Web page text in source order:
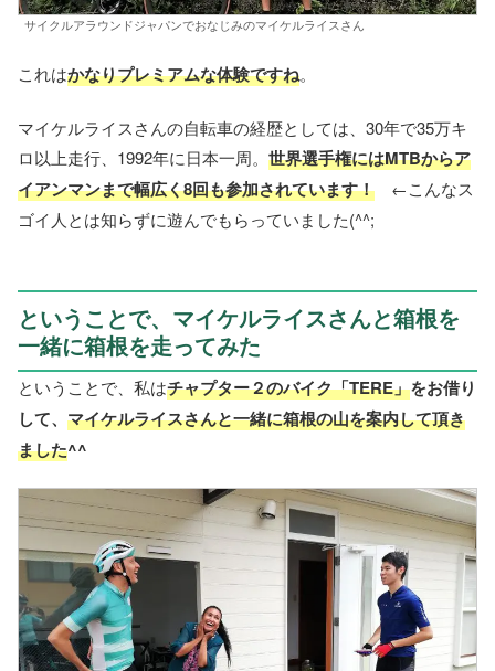
サイクルアラウンドジャパンでおなじみのマイケルライスさん
これはかなりプレミアムな体験ですね。
マイケルライスさんの自転車の経歴としては、30年で35万キ
ロ以上走行、1992年に日本一周。 世界選手権にはMTBからア
イアンマンまで幅広く8回も参加されています！ ←こんなス
ゴイ人とは知らずに遊んでもらっていました(^^;
ということで、マイケルライスさんと箱根を
一緒に箱根を走ってみた
ということで、私はチャプター２のバイク「TERE」をお借り
して、 マイケルライスさんと一緒に箱根の山を案内して頂き
ました^^